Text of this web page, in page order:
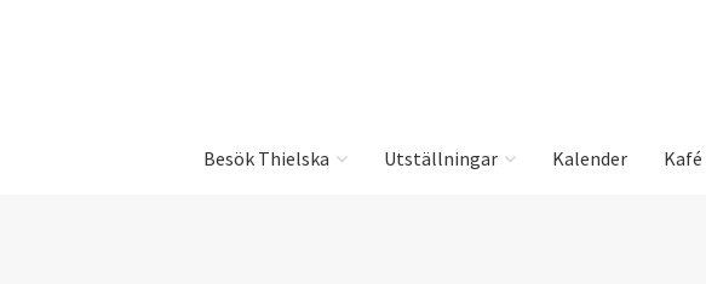
Besök Thielska Utställningar Kalender Kafé